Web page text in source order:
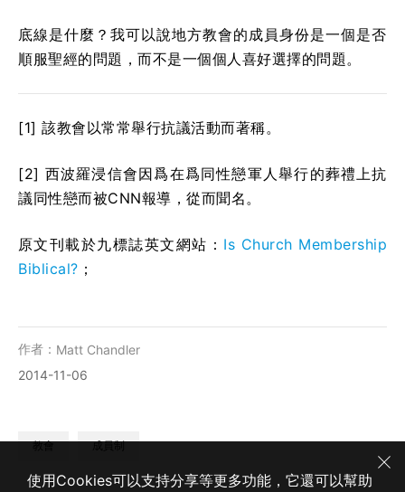
底線是什麼？我可以說地方教會的成員身份是一個是否
順服聖經的問題，而不是一個個人喜好選擇的問題。
[1] 該教會以常常舉行抗議活動而著稱。
[2] 西波羅浸信會因爲在爲同性戀軍人舉行的葬禮上抗
議同性戀而被CNN報導，從而聞名。
原文刊載於九標誌英文網站： Is Church Membership
Biblical? ；
作者： Matt Chandler
2014-11-06
教會 成員制
使用Cookies可以支持分享等更多功能，它還可以幫助